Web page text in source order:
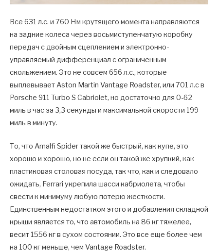
Все 631 л.с. и 760 Нм крутящего момента направляются
на задние колеса через восьмиступенчатую коробку
передач с двойным сцеплением и электронно-
управляемый дифференциал с ограниченным
скольжением. Это не совсем 656 л.с., которые
выплевывает Aston Martin Vantage Roadster, или 701 л.с в
Porsche 911 Turbo S Cabriolet, но достаточно для 0-62
миль в час за 3,3 секунды и максимальной скорости 199
миль в минуту.
То, что Amalfi Spider такой же быстрый, как купе, это
хорошо и хорошо, но не если он такой же хрупкий, как
пластиковая столовая посуда, так что, как и следовало
ожидать, Ferrari укрепила шасси кабриолета, чтобы
свести к минимуму любую потерю жесткости.
Единственным недостатком этого и добавления складной
крыши является то, что автомобиль на 86 кг тяжелее,
весит 1556 кг в сухом состоянии. Это все еще более чем
на 100 кг меньше, чем Vantage Roadster.